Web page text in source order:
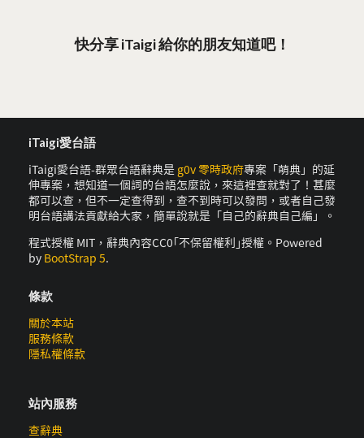
快分享 iTaigi 給你的朋友知道吧！
iTaigi愛台語
iTaigi愛台語-群眾台語辭典是 g0v 零時政府專案「萌典」的延
伸專案，想知道一個詞的台語怎麼說，來這裡查就對了！甚麼
都可以查，但不一定查得到，查不到時可以發問，或者自己發
明台語講法貢獻給大家，簡單說就是「自己的辭典自己編」。
程式授權 MIT，辭典內容CC0｢不保留權利｣授權。Powered
by BootStrap 5.
條款
關於本站
服務條款
隱私權條款
站內服務
查辭典